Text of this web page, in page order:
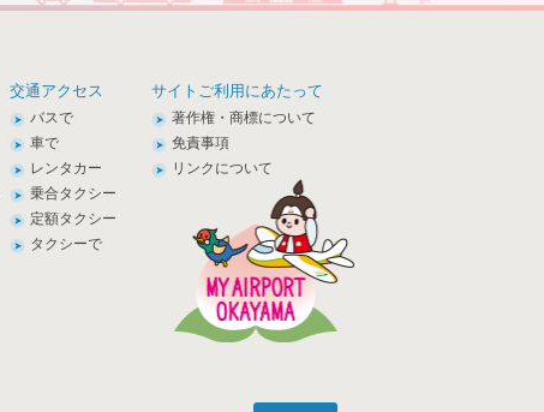
交通アクセス
バスで
車で
レンタカー
乗合タクシー
定額タクシー
タクシーで
サイトご利用にあたって
著作権・商標について
免責事項
リンクについて